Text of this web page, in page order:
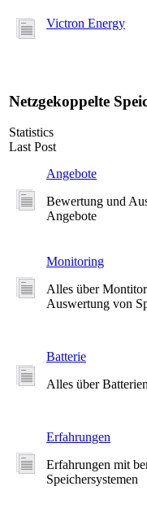
Victron Energy
Netzgekoppelte
Statistics
Last Post
Angebote
Bewertung und
Angebote
Monitoring
Alles über
Auswertung von
Batterie
Alles über Batterien
Erfahrungen
Erfahrungen mit
Speichersystemen